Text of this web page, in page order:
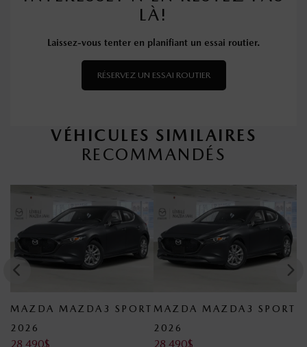
LÀ!
Laissez-vous tenter en planifiant un essai routier.
RÉSERVEZ UN ESSAI ROUTIER
VÉHICULES SIMILAIRES
RECOMMANDÉS
MAZDA3 SPORTMAZDA MAZDA3 SPORTMAZDA